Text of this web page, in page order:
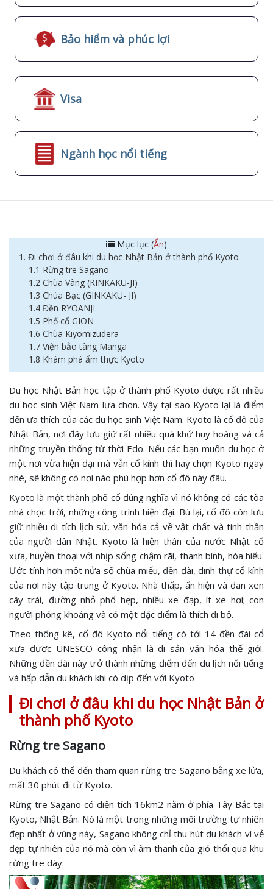
Bảo hiểm và phúc lợi
Visa
Ngành học nổi tiếng
Mục lục (Ẩn)
1. Đi chơi ở đâu khi du học Nhật Bản ở thành phố Kyoto
1.1 Rừng tre Sagano
1.2 Chùa Vàng (KINKAKU-JI)
1.3 Chùa Bạc (GINKAKU- JI)
1.4 Đền RYOANJI
1.5 Phố cổ GION
1.6 Chùa Kiyomizudera
1.7 Viện bảo tàng Manga
1.8 Khám phá ẩm thực Kyoto
Du học Nhật Bản học tập ở thành phố Kyoto được rất nhiều
du học sinh Việt Nam lựa chọn. Vậy tại sao Kyoto lại là điểm
đến ưa thích của các du học sinh Việt Nam. Kyoto là cố đô của
Nhật Bản, nơi đây lưu giữ rất nhiều quá khứ huy hoàng và cả
những truyền thống từ thời Edo. Nếu các bạn muốn du học ở
một nơi vừa hiện đại mà vẫn cổ kính thì hãy chọn Kyoto ngay
nhé, sẽ không có nơi nào phù hợp hơn cố đô này đâu.
Kyoto là một thành phố cổ đúng nghĩa vì nó không có các tòa
nhà chọc trời, những công trình hiện đại. Bù lại, cố đô còn lưu
giữ nhiều di tích lịch sử, văn hóa cả về vật chất và tinh thần
của người dân Nhật. Kyoto là hiện thân của nước Nhật cổ
xưa, huyền thoại với nhịp sống chậm rãi, thanh bình, hòa hiếu.
Ước tính hơn một nửa số chùa miếu, đền đài, dinh thự cổ kính
của nơi này tập trung ở Kyoto. Nhà thấp, ẩn hiện và đan xen
cây trái, đường nhỏ phố hẹp, nhiều xe đạp, ít xe hơi; con
người phóng khoáng và có một đặc điểm là thích đi bộ.
Theo thống kê, cố đô Kyoto nổi tiếng có tới 14 đền đài cổ
xưa được UNESCO công nhận là di sản văn hóa thế giới.
Những đền đài này trở thành những điểm đến du lịch nổi tiếng
và hấp dẫn du khách khi có dịp đến với Kyoto
Đi chơi ở đâu khi du học Nhật Bản ở
thành phố Kyoto
Rừng tre Sagano
Du khách có thể đến tham quan rừng tre Sagano bằng xe lửa,
mất 30 phút đi từ Kyoto.
Rừng tre Sagano có diện tích 16km2 nằm ở phía Tây Bắc tại
Kyoto, Nhật Bản. Nó là một trong những môi trường tự nhiên
đẹp nhất ở vùng này, Sagano không chỉ thu hút du khách vì vẻ
đẹp tự nhiên của nó mà còn vì âm thanh của gió thổi qua khu
rừng tre dày.